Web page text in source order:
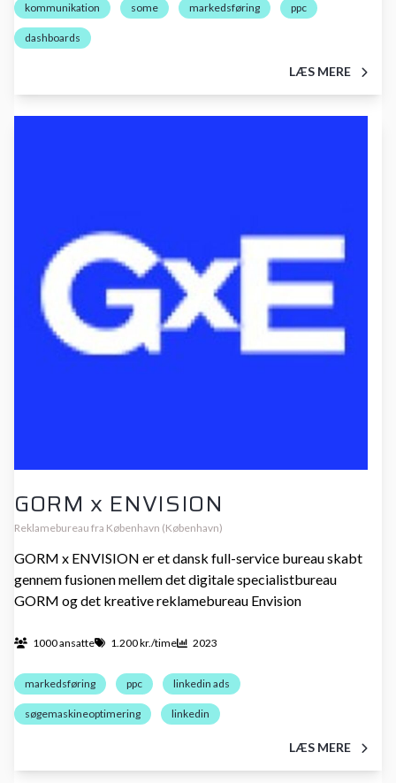
kommunikation some markedsføring ppc
dashboards
LÆS MERE
GORM x ENVISION
Reklamebureau fra København (København)
GORM x ENVISION er et dansk full-service bureau skabt
gennem fusionen mellem det digitale specialistbureau
GORM og det kreative reklamebureau Envision
1000 ansatte 1.200 kr./time 2023
markedsføring ppc linkedin ads
søgemaskineoptimering linkedin
LÆS MERE